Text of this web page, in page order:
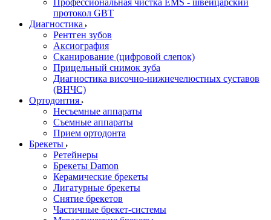
Профессиональная чистка EMS - швейцарский
протокол GBT
Диагностика
Рентген зубов
Аксиография
Сканирование (цифровой слепок)
Прицельный снимок зуба
Диагностика височно-нижнечелюстных суставов
(ВНЧС)
Ортодонтия
Несъемные аппараты
Съемные аппараты
Прием ортодонта
Брекеты
Ретейнеры
Брекеты Damon
Керамические брекеты
Лигатурные брекеты
Снятие брекетов
Частичные брекет-системы